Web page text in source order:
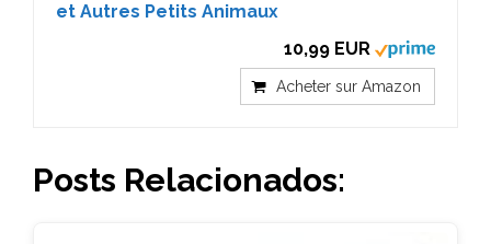
et Autres Petits Animaux
10,99 EUR
Acheter sur Amazon
Posts Relacionados: